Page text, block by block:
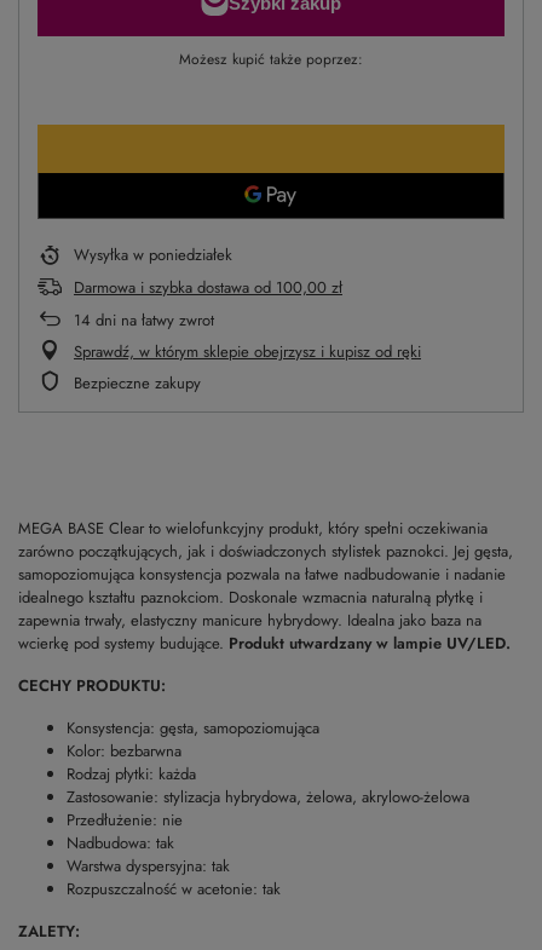
Możesz kupić także poprzez:
Wysyłka w poniedziałek
Darmowa i szybka dostawa od 100,00 zł
14 dni na łatwy zwrot
Sprawdź, w którym sklepie obejrzysz i kupisz od ręki
Bezpieczne zakupy
MEGA BASE Clear to wielofunkcyjny produkt, który spełni oczekiwania
zarówno początkujących, jak i doświadczonych stylistek paznokci. Jej gęsta,
samopoziomująca konsystencja pozwala na łatwe nadbudowanie i nadanie
idealnego kształtu paznokciom. Doskonale wzmacnia naturalną płytkę i
zapewnia trwały, elastyczny manicure hybrydowy. Idealna jako baza na
wcierkę pod systemy budujące. Produkt utwardzany w lampie UV/LED.
CECHY PRODUKTU:
Konsystencja: gęsta, samopoziomująca
Kolor: bezbarwna
Rodzaj płytki: każda
Zastosowanie: stylizacja hybrydowa, żelowa, akrylowo-żelowa
Przedłużenie: nie
Nadbudowa: tak
Warstwa dyspersyjna: tak
Rozpuszczalność w acetonie: tak
ZALETY: